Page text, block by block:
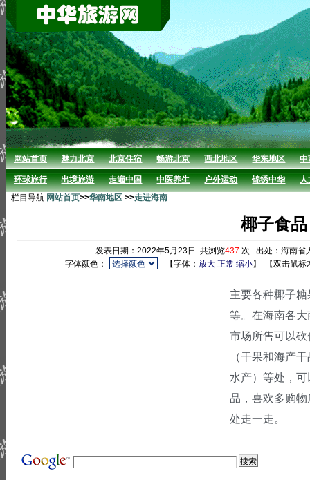
网站首页 魅力北京 北京住宿 畅游北京 西北地区 华东地区 中
环球旅行 出境旅游 走遍中国 中医养生 户外运动 锦绣中华
人
栏目导航 网站首页>>华南地区 >>走进海南
椰子食品
发表日期：2022年5月23日 共浏览437 次 出处：海南省
字体颜色：
【字体：放大 正常 缩小】 【双击鼠
主要各种椰子
等。 在海南各
市场所售可以
（干果和海产
水产）等处，
品，喜欢多购
处走一走。